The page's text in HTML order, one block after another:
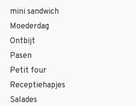
mini sandwich
Moederdag
Ontbijt
Pasen
Petit four
Receptiehapjes
Salades